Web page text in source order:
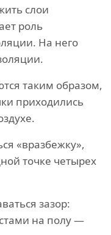
слои
роль
На него
таким образом,
приходились
«вразбежку»,
точке четырех
зазор:
на полу —